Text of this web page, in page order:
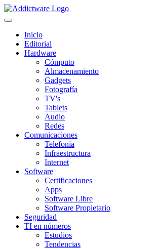
Inicio
Editorial
Hardware
Cómputo
Almacenamiento
Gadgets
Fotografía
TV's
Tablets
Audio
Redes
Comunicaciones
Telefonía
Infraestructura
Internet
Software
Certificaciones
Apps
Software Libre
Software Propietario
Seguridad
TI en números
Estudios
Tendencias